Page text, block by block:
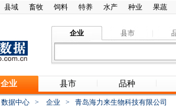
县域 畜牧 饲料 特养 水产 种业 果蔬
企业 县市
企业 县市 品种
数据中心 > 企业 > 青岛海力来生物科技有限公司